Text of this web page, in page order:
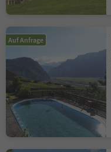
Auf Anfrage